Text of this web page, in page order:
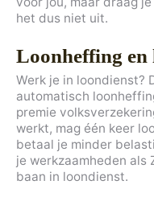
het dus niet uit.
Loonheffing
Werk je in loondienst?
automatisch
premie
werkt, mag één keer
betaal je minder
je werkzaamheden als
baan in loondienst.